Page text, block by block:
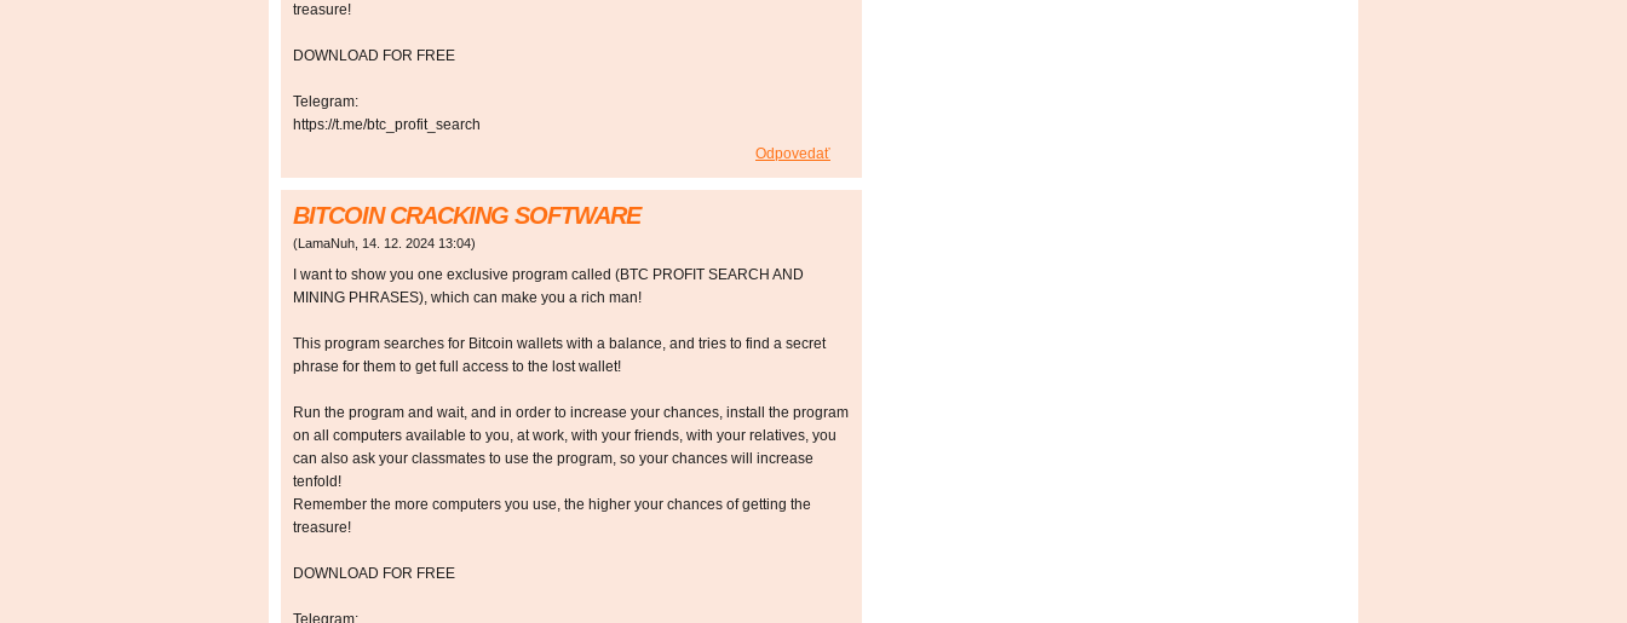
treasure!
DOWNLOAD FOR FREE
Telegram:
https://t.me/btc_profit_search
Odpovedať
BITCOIN CRACKING SOFTWARE
(LamaNuh 14. 12. 2024 13:04)
I want to show you one exclusive program called (BTC PROFIT SEARCH AND
MINING PHRASES), which can make you a rich man!
This program searches for Bitcoin wallets with a balance, and tries to find a secret
phrase for them to get full access to the lost wallet!
Run the program and wait, and in order to increase your chances, install the program
on all computers available to you, at work, with your friends, with your relatives, you
can also ask your classmates to use the program, so your chances will increase
tenfold!
Remember the more computers you use, the higher your chances of getting the
treasure!
DOWNLOAD FOR FREE
Telegram: